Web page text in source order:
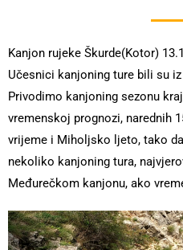
Kanjon rujeke Škurde(Kotor)
Učesnici kanjoning ture bili su
Privodimo kanjoning sezonu
vremenskoj prognozi, narednih
vrijeme i Miholjsko ljeto, tako
nekoliko kanjoning tura,
Međurečkom kanjonu, ako